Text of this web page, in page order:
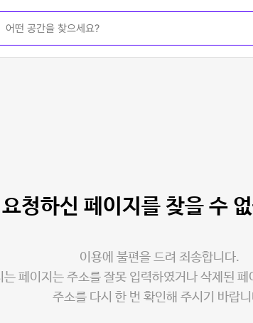
요청하신 페이지를 찾을 수
이용에 불편을 드려 죄송합니다.
는 페이지는 주소를 잘못 입력하였거나 삭제된 페
주소를 다시 한 번 확인해 주시기 바랍